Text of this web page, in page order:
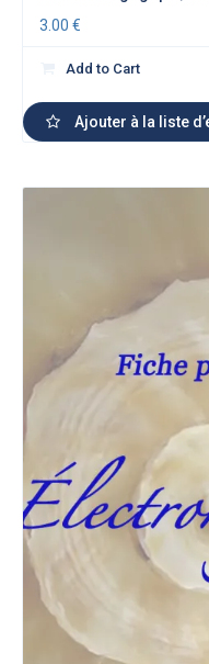
3.00€
Add to Cart
Ajouter à la liste